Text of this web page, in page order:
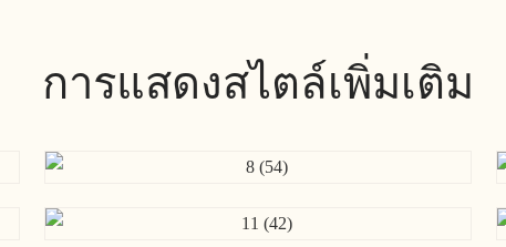
การแสดงสไตล์เพิ่มเติม